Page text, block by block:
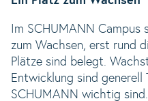
Im SCHUMANN
zum Wachsen, erst rund
Plätze sind belegt.
Entwicklung sind generell
SCHUMANN wichtig